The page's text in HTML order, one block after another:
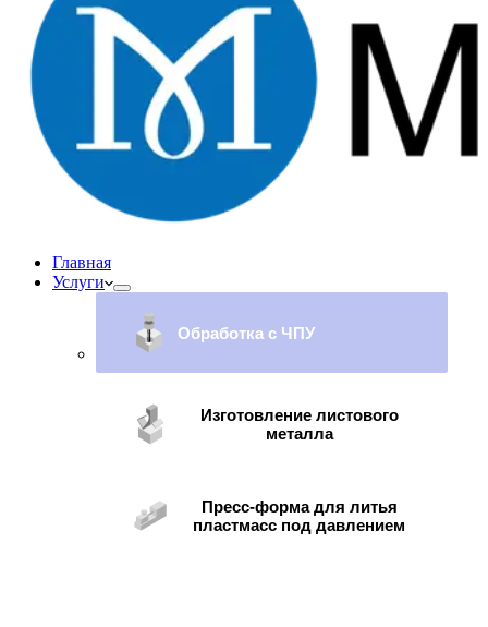
Главная
Услуги
Обработка с ЧПУ
Изготовление листового
металла
Пресс-форма для литья
пластмасс под давлением